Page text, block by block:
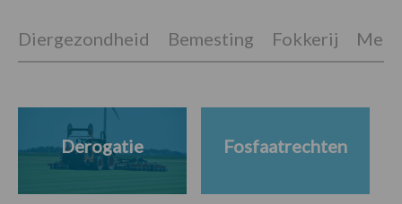
Diergezondheid Bemesting Fokkerij
Derogatie Fosfaatrechten